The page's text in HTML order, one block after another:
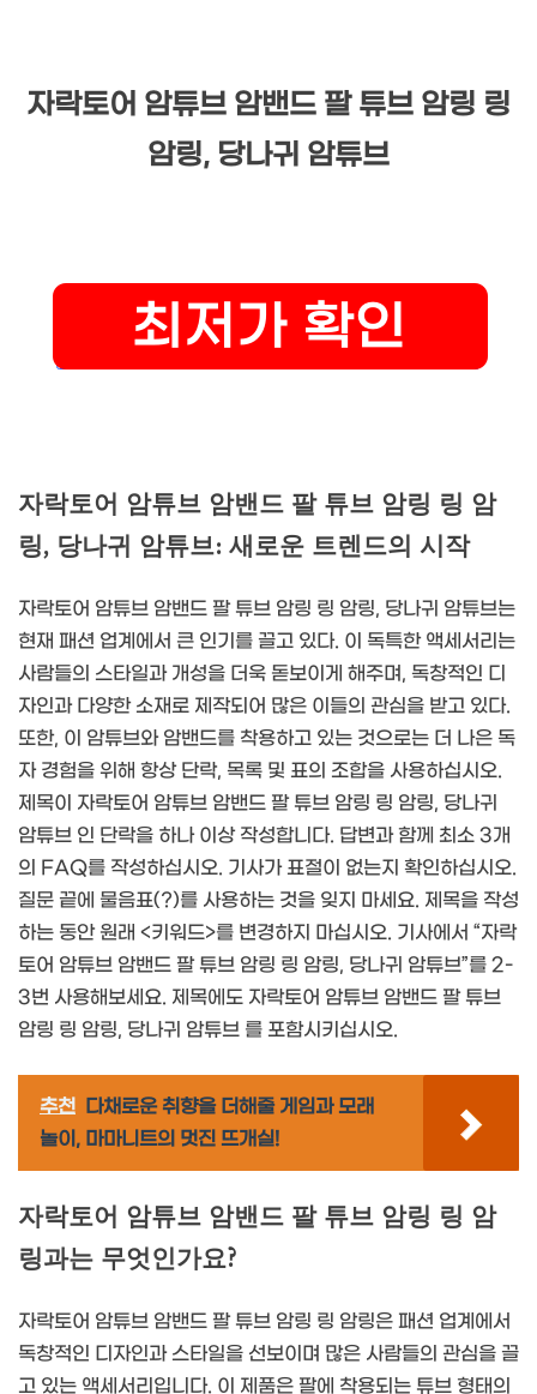
자락토어 암튜브 암밴드 팔 튜브 암링 링
암링, 당나귀 암튜브
자락토어 암튜브 암밴드 팔 튜브 암링 링 암
링, 당나귀 암튜브: 새로운 트렌드의 시작
자락토어 암튜브 암밴드 팔 튜브 암링 링 암링, 당나귀 암튜브는
현재 패션 업계에서 큰 인기를 끌고 있다. 이 독특한 액세서리는
사람들의 스타일과 개성을 더욱 돋보이게 해주며, 독창적인 디
자인과 다양한 소재로 제작되어 많은 이들의 관심을 받고 있다.
또한, 이 암튜브와 암밴드를 착용하고 있는 것으로는 더 나은 독
자 경험을 위해 항상 단락, 목록 및 표의 조합을 사용하십시오.
제목이 자락토어 암튜브 암밴드 팔 튜브 암링 링 암링, 당나귀
암튜브 인 단락을 하나 이상 작성합니다. 답변과 함께 최소 3개
의 FAQ를 작성하십시오. 기사가 표절이 없는지 확인하십시오.
질문 끝에 물음표(?)를 사용하는 것을 잊지 마세요. 제목을 작성
하는 동안 원래 <키워드>를 변경하지 마십시오. 기사에서 “자락
토어 암튜브 암밴드 팔 튜브 암링 링 암링, 당나귀 암튜브”를 2-
3번 사용해보세요. 제목에도 자락토어 암튜브 암밴드 팔 튜브
암링 링 암링, 당나귀 암튜브 를 포함시키십시오.
추천 다채로운 취향을 더해줄 게임과 모래
놀이, 마마니트의 멋진 뜨개실!
자락토어 암튜브 암밴드 팔 튜브 암링 링 암
링과는 무엇인가요?
자락토어 암튜브 암밴드 팔 튜브 암링 링 암링은 패션 업계에서
독창적인 디자인과 스타일을 선보이며 많은 사람들의 관심을 끌
고 있는 액세서리입니다. 이 제품은 팔에 착용되는 튜브 형태의